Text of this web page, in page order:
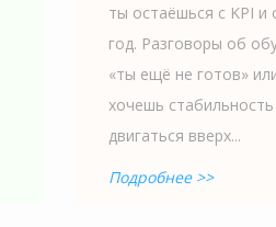
ты остаёшься с KPI
год. Разговоры об
«ты ещё не готов»
хочешь
двигаться вверх...
Подробнее >>